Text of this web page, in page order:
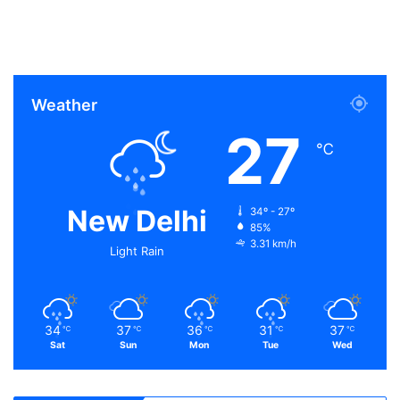
Weather
New Delhi
Light Rain
27 ℃
34º - 27º
85%
3.31 km/h
34 ℃
Sat
37 ℃
Sun
36 ℃
Mon
31 ℃
Tue
37 ℃
Wed